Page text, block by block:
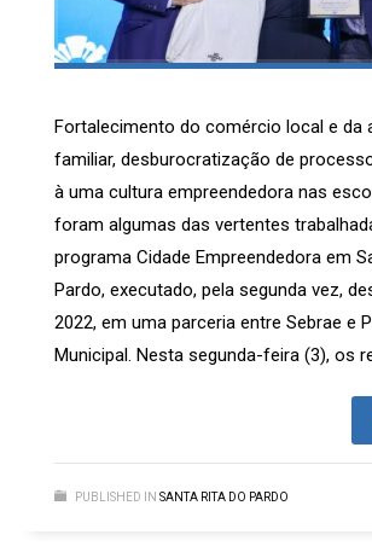
Fortalecimento do comércio local e da
familiar, desburocratização de
à uma cultura empreendedora nas
foram algumas das vertentes
programa Cidade Empreendedora em
Pardo, executado, pela segunda vez,
2022, em uma parceria entre Sebrae e
Municipal. ⁠Nesta segunda-feira (3), os
PUBLISHED IN SANTA RITA DO PARDO